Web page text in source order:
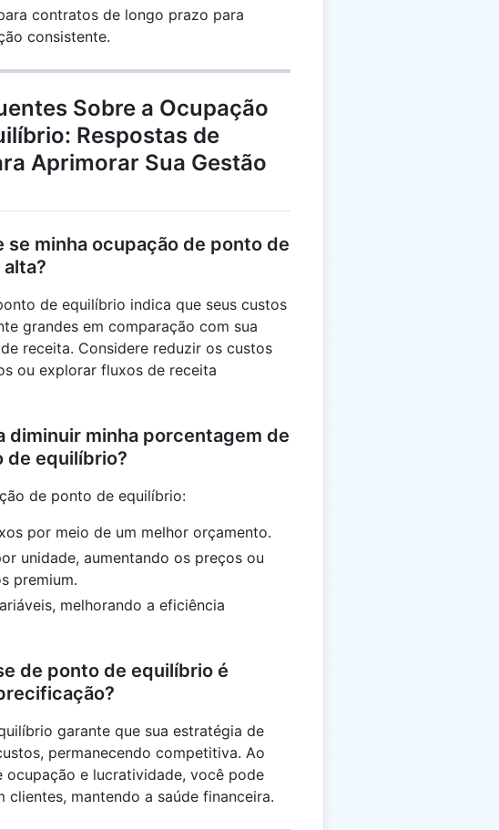
contratos de longo prazo para
consistente.
Sobre a Ocupação
Respostas de
Aprimorar Sua Gestão
se minha ocupação de ponto de
de equilíbrio indica que seus custos
grandes em comparação com sua
receita. Considere reduzir os custos
ou explorar fluxos de receita
diminuir minha porcentagem de
de equilíbrio?
de ponto de equilíbrio:
por meio de um melhor orçamento.
unidade, aumentando os preços ou
premium.
melhorando a eficiência
de ponto de equilíbrio é
garante que sua estratégia de
permanecendo competitiva. Ao
ocupação e lucratividade, você pode
clientes, mantendo a saúde financeira.